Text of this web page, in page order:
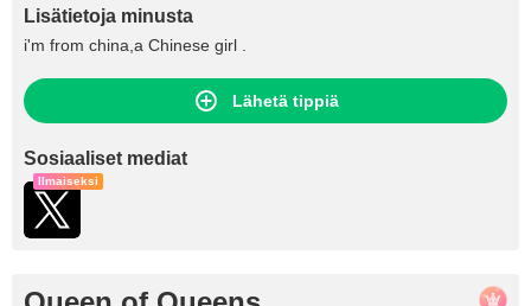
Lisätietoja minusta
i'm from china,a Chinese girl .
Lähetä tippiä
Sosiaaliset mediat
Ilmaiseksi